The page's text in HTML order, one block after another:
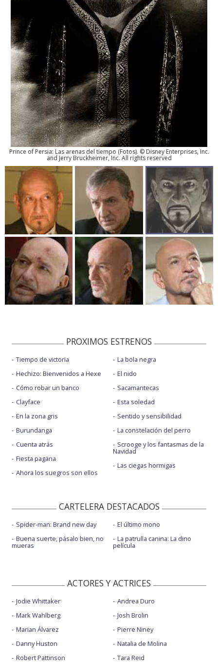
Prince of Persia: Las arenas del tiempo (Fotos). © Disney Enterprises, Inc.
and Jerry Bruckheimer, Inc. All rights reserved
PROXIMOS ESTRENOS
Tiempo de victoria
Hechizo: Bienvenidos a Hexe
Cómo robar un banco
Clayface
En la zona gris
Burundanga
Cuenta atrás
Fiesta pagäna
Ahora los suegros son ellos
La bola negra
El nido
Sacamantecas
Esta soledad
Sentido y sensibilidad
La constelación del perro
Scrooge y los fantasmas de la
Navidad
Las ciegas hormigas
CARTELERA DESTACADOS
Spider-man: Brand new day
Buena suerte, pásalo bien, no
mueras
El último mono
La patrulla canina: La dino
película
ACTORES Y ACTRICES
Jodie Whittaker
Mark Wahlberg
Marian Álvarez
Danny Huston
Robert Pattinson
Andrea Duro
Josh Brolin
Pierre Niney
Natalia de Molina
Tara Reid